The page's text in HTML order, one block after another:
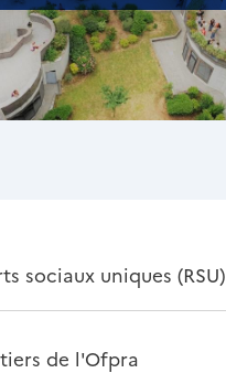
sociaux uniques (RSU)
de l'Ofpra